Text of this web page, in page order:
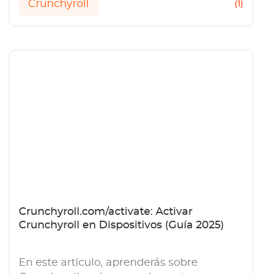
Crunchyroll (1)
Crunchyroll.com/activate: Activar
Crunchyroll en Dispositivos (Guía 2025)
En este artículo, aprenderás sobre